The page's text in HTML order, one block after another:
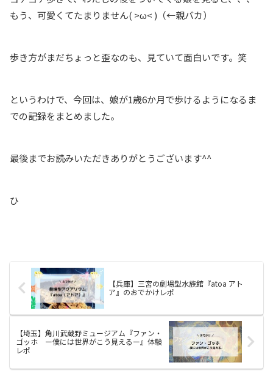
もう、可愛くてたまりません( >ω< )（←親バカ）
歩き方がまだちょっと歪なのも、見ていて面白いです。笑
というわけで、今回は、娘が1歳6か月で歩けるようになるま
での記録をまとめました。
最後までお読みいただきありがとうございます^^
ひ
【兵庫】三宮の劇場型水族館『atoa アト
ア』のおでかけレポ
【埼玉】角川武蔵野ミュージアム『ファン・
ゴッホ ー僕には世界がこう見えるー』体験
レポ